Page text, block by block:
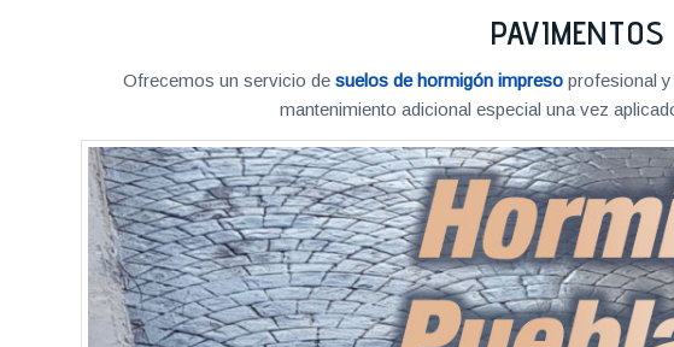
Ofrecemos un servicio de suelos de hormigón impresoprofesional y
mantenimiento adicional especial una vez